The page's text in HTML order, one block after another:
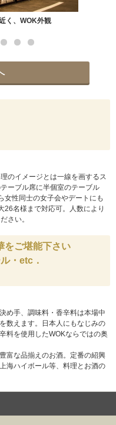
く、WOK外観
のイメージとは一線を画するス
ーブル席に半個室のテーブル
女性同士の女子会やデートにも
26名様まで対応可。人数により
さい。
をご堪能下さい
・etc．
め手、調味料・香辛料は本場中
数えます。日本人にもなじみの
料を使用したWOKならではの奥
富な品揃えのお酒。定番の紹興
海ハイボール等、料理とお酒の